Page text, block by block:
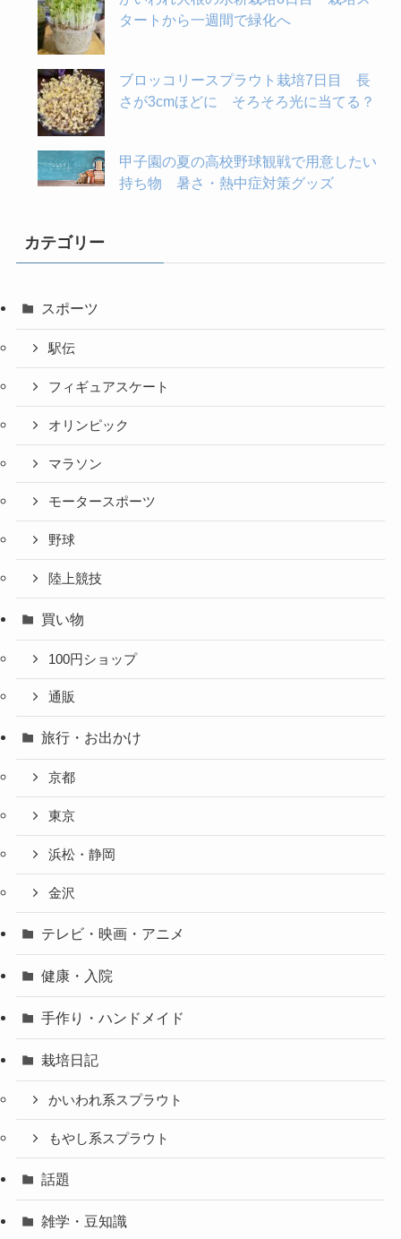
タートから一週間で緑化へ
ブロッコリースプラウト栽培7日目 長
さが3cmほどに そろそろ光に当てる？
甲子園の夏の高校野球観戦で用意したい
持ち物 暑さ・熱中症対策グッズ
カテゴリー
スポーツ
駅伝
フィギュアスケート
オリンピック
マラソン
モータースポーツ
野球
陸上競技
買い物
100円ショップ
通販
旅行・お出かけ
京都
東京
浜松・静岡
金沢
テレビ・映画・アニメ
健康・入院
手作り・ハンドメイド
栽培日記
かいわれ系スプラウト
もやし系スプラウト
話題
雑学・豆知識